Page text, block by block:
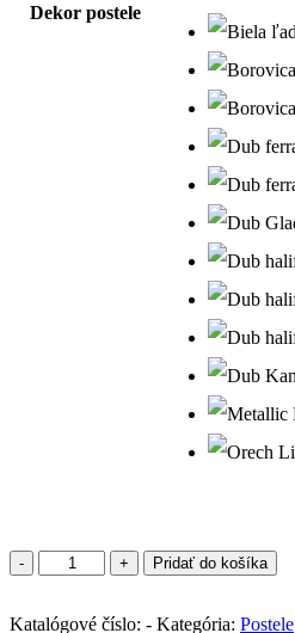
Dekor postele
množstvo
Posteľ
160x200
Pridať do košíka
Katalógové číslo: - Kategória: Postele